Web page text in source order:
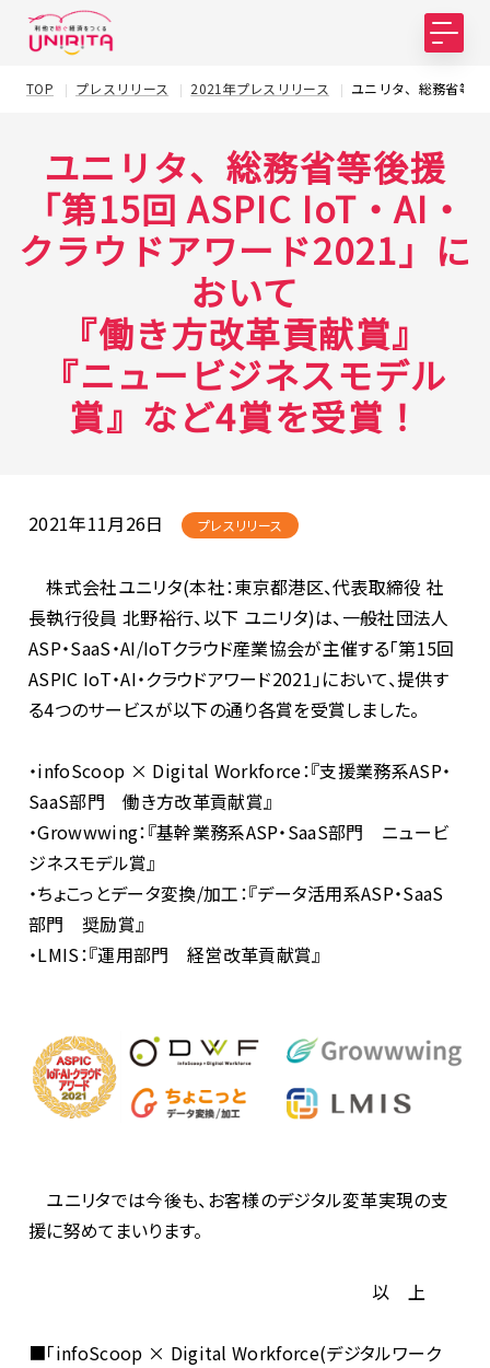
TOP プレスリリース 2021年プレスリリース ユニリタ、総務省等
ユニリタ、総務省等後援
「第15回 ASPIC IoT・AI・
クラウドアワード2021」に
おいて
『働き方改革貢献賞』
『ニュービジネスモデル
賞』など4賞を受賞！
2021年11月26日 プレスリリース
株式会社ユニリタ(本社：東京都港区、代表取締役 社
長執行役員 北野裕行、以下 ユニリタ)は、一般社団法人
ASP・SaaS・AI/IoTクラウド産業協会が主催する「第15回
ASPIC IoT・AI・クラウドアワード2021」において、提供す
る4つのサービスが以下の通り各賞を受賞しました。
・infoScoop × Digital Workforce：『支援業務系ASP・
SaaS部門 働き方改革貢献賞』
・Growwwing：『基幹業務系ASP・SaaS部門 ニュービ
ジネスモデル賞』
・ちょこっとデータ変換/加工：『データ活用系ASP・SaaS
部門 奨励賞』
・LMIS：『運用部門 経営改革貢献賞』
ユニリタでは今後も、お客様のデジタル変革実現の支
援に努めてまいります。
以 上
■「infoScoop × Digital Workforce(デジタルワーク